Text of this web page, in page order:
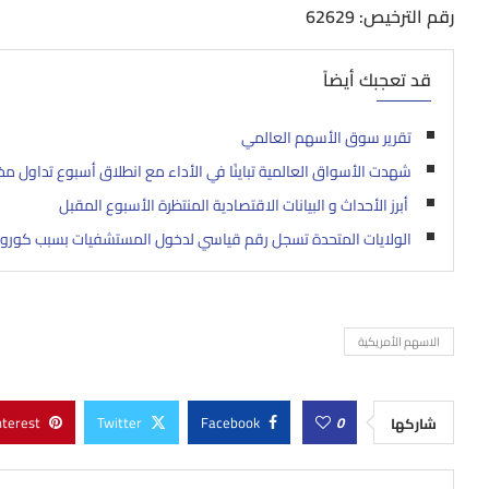
رقم الترخيص: 62629
قد تعجبك أيضاً
تقرير سوق الأسهم العالمي
شهدت الأسواق العالمية تباينًا في الأداء مع انطلاق أسبوع تداول
أبرز الأحداث و البيانات الاقتصادية المنتظرة الأسبوع المقبل
الولايات المتحدة تسجل رقم قياسي لدخول المستشفيات بسبب
الاسهم الأمريكية
شاركها 0
Facebook
Twitter